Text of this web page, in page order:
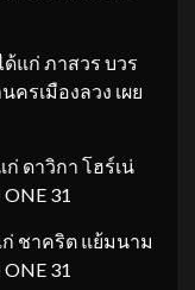
แก่ ภาสวร บวร
ครเมืองลวง เผย
ดาวิกา โฮร์เน่
31
ชาคริต แย้มนาม
31